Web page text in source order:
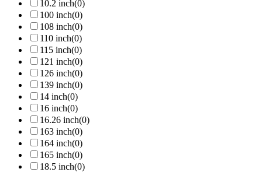
10.2 inch(0)
100 inch(0)
108 inch(0)
110 inch(0)
115 inch(0)
121 inch(0)
126 inch(0)
139 inch(0)
14 inch(0)
16 inch(0)
16.26 inch(0)
163 inch(0)
164 inch(0)
165 inch(0)
18.5 inch(0)